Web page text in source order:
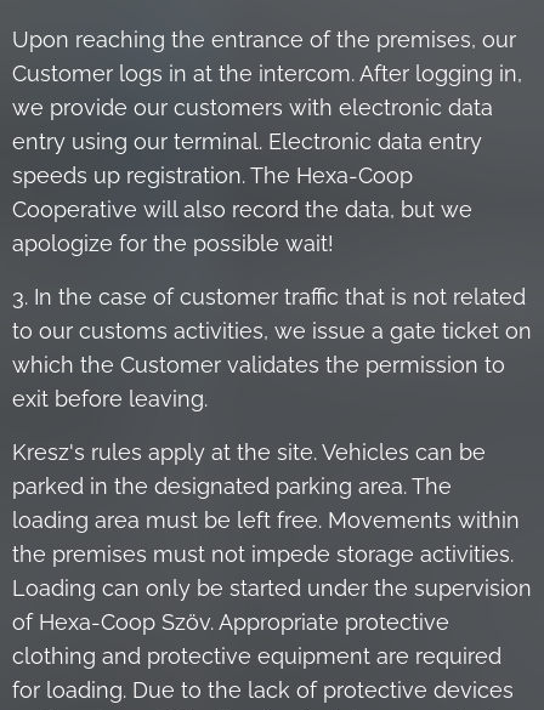
Upon reaching the entrance of the premises, our
Customer logs in at the intercom. After logging in,
we provide our customers with electronic data
entry using our terminal. Electronic data entry
speeds up registration. The Hexa-Coop
Cooperative will also record the data, but we
apologize for the possible wait!
3. In the case of customer traffic that is not related
to our customs activities, we issue a gate ticket on
which the Customer validates the permission to
exit before leaving.
Kresz's rules apply at the site. Vehicles can be
parked in the designated parking area. The
loading area must be left free. Movements within
the premises must not impede storage activities.
Loading can only be started under the supervision
of Hexa-Coop Szöv. Appropriate protective
clothing and protective equipment are required
for loading. Due to the lack of protective devices